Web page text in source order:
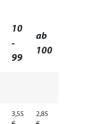
10
-
99
ab
100
3,55
2,85